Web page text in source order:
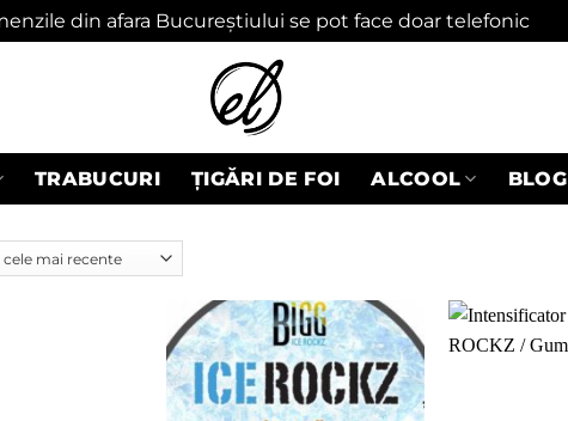
din afara Bucureștiului se pot face doar telefonic
TRABUCURI ȚIGĂRI DE FOI ALCOOL BLOG
Adaugă
în
wishlist